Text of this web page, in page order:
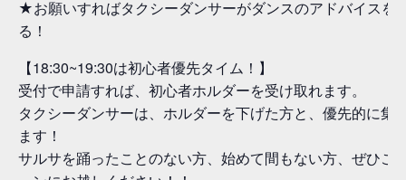
★お願いすればタクシーダンサーがダンスのアドバイスを
る！
【18:30~19:30は初心者優先タイム！】
受付で申請すれば、初心者ホルダーを受け取れます。
タクシーダンサーは、ホルダーを下げた方と、優先的に集
ます！
サルサを踊ったことのない方、始めて間もない方、ぜひこ